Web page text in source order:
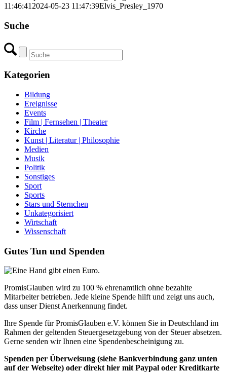
11:46:41 2024-05-23 11:47:39Elvis_Presley_1970
Suche
Kategorien
Bildung
Ereignisse
Events
Film | Fernsehen | Theater
Kirche
Kunst | Literatur | Philosophie
Medien
Musik
Politik
Sonstiges
Sport
Sports
Stars und Sternchen
Unkategorisiert
Wirtschaft
Wissenschaft
Gutes Tun und Spenden
PromisGlauben wird zu 100 % ehrenamtlich ohne bezahlte
Mitarbeiter betrieben. Jede kleine Spende hilft und zeigt uns auch,
dass unser Dienst Anerkennung findet.
Ihre Spende für PromisGlauben e.V. können Sie in Deutschland im
Rahmen der geltenden Steuergesetzgebung von der Steuer absetzen.
Gerne senden wir Ihnen eine Spendenbescheinigung zu.
Spenden per Überweisung (siehe Bankverbindung ganz unten
auf der Webseite) oder direkt hier mit Paypal oder Kreditkarte